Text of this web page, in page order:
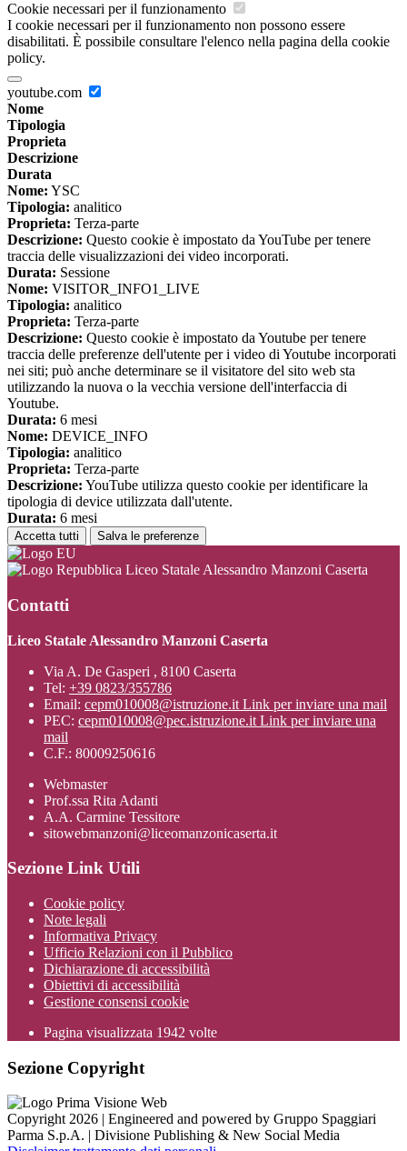
Cookie necessari per il funzionamento
I cookie necessari per il funzionamento non possono essere
disabilitati. È possibile consultare l'elenco nella pagina della cookie
policy.
youtube.com
Nome
Tipologia
Proprieta
Descrizione
Durata
Nome: YSC
Tipologia: analitico
Proprieta: Terza-parte
Descrizione: Questo cookie è impostato da YouTube per tenere
traccia delle visualizzazioni dei video incorporati.
Durata: Sessione
Nome: VISITOR_INFO1_LIVE
Tipologia: analitico
Proprieta: Terza-parte
Descrizione: Questo cookie è impostato da Youtube per tenere
traccia delle preferenze dell'utente per i video di Youtube incorporati
nei siti; può anche determinare se il visitatore del sito web sta
utilizzando la nuova o la vecchia versione dell'interfaccia di
Youtube.
Durata: 6 mesi
Nome: DEVICE_INFO
Tipologia: analitico
Proprieta: Terza-parte
Descrizione: YouTube utilizza questo cookie per identificare la
tipologia di device utilizzata dall'utente.
Durata: 6 mesi
Accetta tutti Salva le preferenze
Liceo Statale Alessandro Manzoni Caserta
Contatti
Liceo Statale Alessandro Manzoni Caserta
Via A. De Gasperi , 8100 Caserta
Tel: +39 0823/355786
Email: cepm010008@istruzione.it Link per inviare una mail
PEC: cepm010008@pec.istruzione.it Link per inviare una
mail
C.F.: 80009250616
Webmaster
Prof.ssa Rita Adanti
A.A. Carmine Tessitore
sitowebmanzoni@liceomanzonicaserta.it
Sezione Link Utili
Cookie policy
Note legali
Informativa Privacy
Ufficio Relazioni con il Pubblico
Dichiarazione di accessibilità
Obiettivi di accessibilità
Gestione consensi cookie
Pagina visualizzata 1942 volte
Sezione Copyright
Copyright 2026 | Engineered and powered by Gruppo Spaggiari
Parma S.p.A. | Divisione Publishing & New Social Media